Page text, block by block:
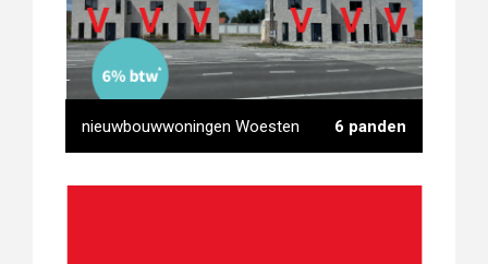
nieuwbouwwoningen Woesten 6 panden